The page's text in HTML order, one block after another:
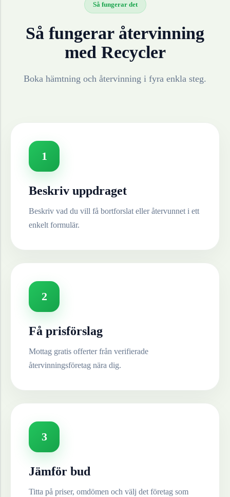
Så fungerar det
Så fungerar återvinning
med Recycler
Boka hämtning och återvinning i fyra enkla steg.
1
Beskriv uppdraget
Beskriv vad du vill få bortforslat eller återvunnet i ett
enkelt formulär.
2
Få prisförslag
Mottag gratis offerter från verifierade
återvinningsföretag nära dig.
3
Jämför bud
Titta på priser, omdömen och välj det företag som